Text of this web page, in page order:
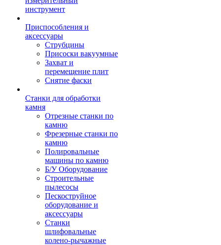
инструмент
Приспособления и
аксессуары
Струбцины
Присоски вакуумные
Захват и
перемещение плит
Снятие фаски
Станки для обработки
камня
Отрезные станки по
камню
Фрезерные станки по
камню
Полировальные
машины по камню
Б/У Оборудование
Строительные
пылесосы
Пескоструйное
оборудование и
аксессуары
Станки
шлифовальные
колено-рычажные